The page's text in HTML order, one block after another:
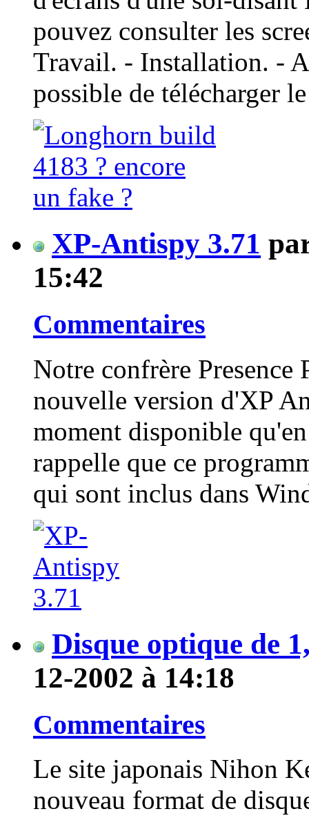
pouvez consulter les
Travail. - Installation. -
possible de télécharger
XP-Antispy 3.71
15:42
Commentaires
Notre confrère
nouvelle version d'XP
moment disponible
rappelle que ce
qui sont inclus dans
Disque optique de
12-2002 à 14:18
Commentaires
Le site japonais Nihon
nouveau format de